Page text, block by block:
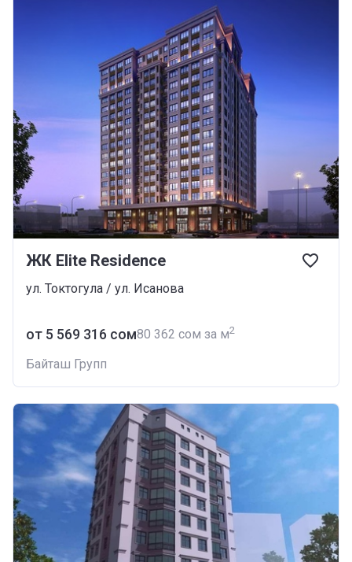
ЖК Elite Residence
ул. Токтогула / ул. Исанова
от ‍5 569 316 сом‍80 362 сом за м2
Байташ Групп